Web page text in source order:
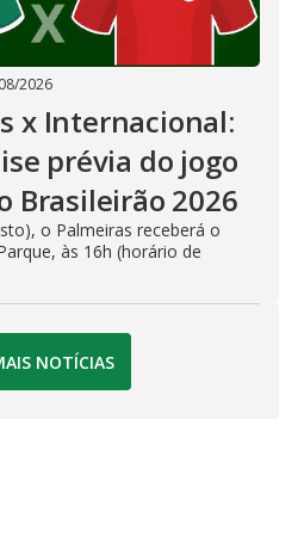
2026
x Internacional:
prévia do jogo
Brasileirão 2026
o Palmeiras receberá o
às 16h (horário de
NOTÍCIAS